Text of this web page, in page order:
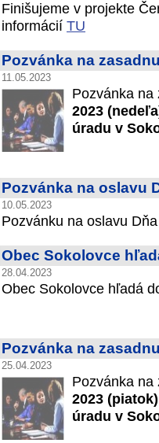
Finišujeme v projekte
informácií TU
Pozvánka na
11.05.2023
Pozvánka
2023
úradu v
Pozvánka na oslavu
10.05.2023
Pozvánku na oslavu
Obec Sokolovce
28.04.2023
Obec Sokolovce hľadá
Pozvánka na
25.04.2023
Pozvánka
2023
úradu v